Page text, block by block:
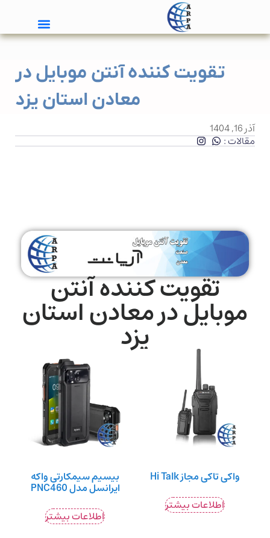
تقویت کننده آنتن موبایل در
معادن استان یزد
آذر 16, 1404
مقالات :
تقویت کننده آنتن
موبایل در معادن استان
یزد
واکی تاکی مجاز Hi Talk
اطلاعات بیشتر
بیسیم سیمکارتی واکه
ایرانسل مدل PNC460
اطلاعات بیشتر